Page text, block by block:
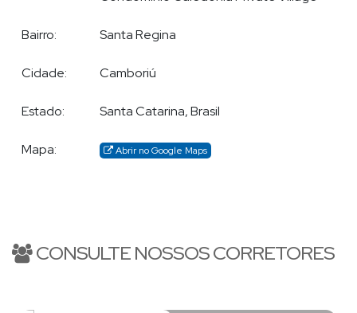
Bairro: Santa Regina
Cidade: Camboriú
Estado: Santa Catarina, Brasil
Mapa: Abrir no Google Maps
CONSULTE NOSSOS CORRETORES